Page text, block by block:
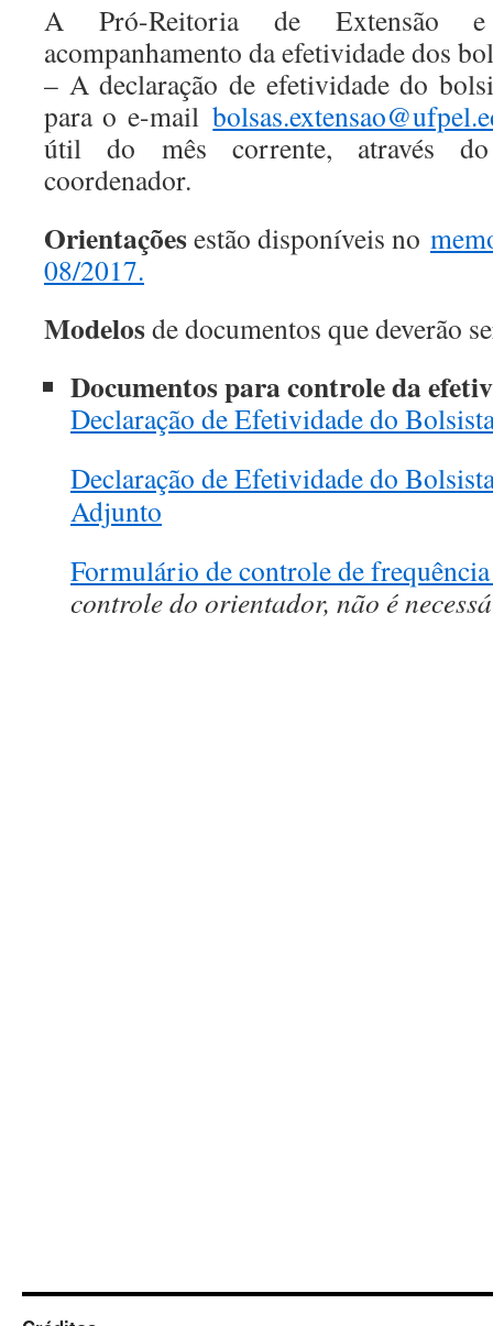
A Pró-Reitoria de Extensão
acompanhamento da efetividade dos
– A declaração de efetividade do
para o e-mail
útil do mês corrente, através
coordenador.
Orientaçõesestão disponíveis no
08/2017.
Modelosde documentos que deverão
Documentos para controle da
Declaração de Efetividade do
Declaração de Efetividade do
Adjunto
Formulário de controle de
controle do orientador, não é